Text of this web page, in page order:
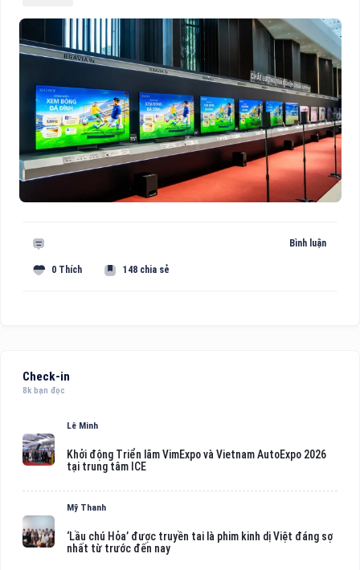
Bình luận
0 Thích 148 chia sẻ
Check-in
8k bạn đọc
Lê Minh
Khởi động Triển lãm VimExpo và Vietnam AutoExpo 2026
tại trung tâm ICE
Mỹ Thanh
‘Lầu chú Hỏa’ được truyền tai là phim kinh dị Việt đáng sợ
nhất từ trước đến nay